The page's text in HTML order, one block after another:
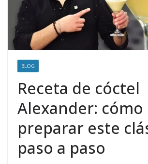
BLOG
Receta de cóctel
Alexander: cómo
preparar este
paso a paso